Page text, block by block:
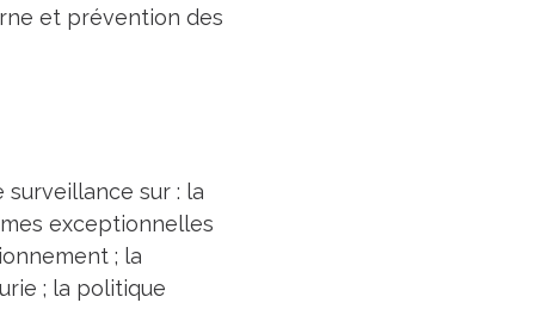
et prévention des
sur : la
exceptionnelles
; la
; la politique